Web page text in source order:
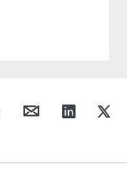
mail linkedin twitter